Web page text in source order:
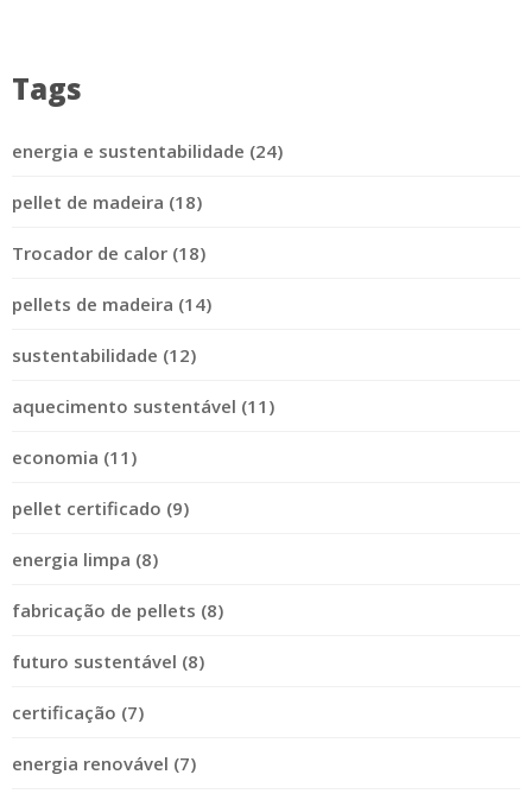
Tags
energia e sustentabilidade (24)
pellet de madeira (18)
Trocador de calor (18)
pellets de madeira (14)
sustentabilidade (12)
aquecimento sustentável (11)
economia (11)
pellet certificado (9)
energia limpa (8)
fabricação de pellets (8)
futuro sustentável (8)
certificação (7)
energia renovável (7)